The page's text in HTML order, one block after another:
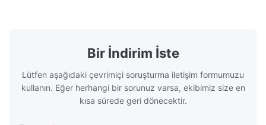
Bir İndirim İste
Lütfen aşağıdaki çevrimiçi soruşturma iletişim formumuzu
kullanın. Eğer herhangi bir sorunuz varsa, ekibimiz size en
kısa sürede geri dönecektir.